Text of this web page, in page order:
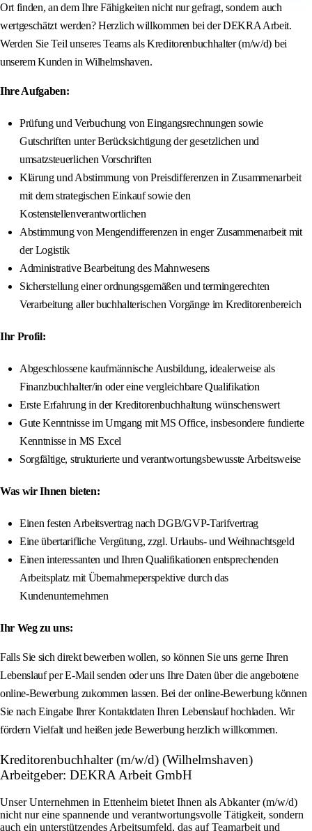
Ort finden, an dem Ihre Fähigkeiten nicht nur gefragt, sondern auch
wertgeschätzt werden? Herzlich willkommen bei der DEKRA Arbeit.
Werden Sie Teil unseres Teams als Kreditorenbuchhalter (m/w/d) bei
unserem Kunden in Wilhelmshaven.
Ihre Aufgaben:
Prüfung und Verbuchung von Eingangsrechnungen sowie
Gutschriften unter Berücksichtigung der gesetzlichen und
umsatzsteuerlichen Vorschriften
Klärung und Abstimmung von Preisdifferenzen in Zusammenarbeit
mit dem strategischen Einkauf sowie den
Kostenstellenverantwortlichen
Abstimmung von Mengendifferenzen in enger Zusammenarbeit mit
der Logistik
Administrative Bearbeitung des Mahnwesens
Sicherstellung einer ordnungsgemäßen und termingerechten
Verarbeitung aller buchhalterischen Vorgänge im Kreditorenbereich
Ihr Profil:
Abgeschlossene kaufmännische Ausbildung, idealerweise als
Finanzbuchhalter/in oder eine vergleichbare Qualifikation
Erste Erfahrung in der Kreditorenbuchhaltung wünschenswert
Gute Kenntnisse im Umgang mit MS Office, insbesondere fundierte
Kenntnisse in MS Excel
Sorgfältige, strukturierte und verantwortungsbewusste Arbeitsweise
Was wir Ihnen bieten:
Einen festen Arbeitsvertrag nach DGB/GVP-Tarifvertrag
Eine übertarifliche Vergütung, zzgl. Urlaubs- und Weihnachtsgeld
Einen interessanten und Ihren Qualifikationen entsprechenden
Arbeitsplatz mit Übernahmeperspektive durch das
Kundenunternehmen
Ihr Weg zu uns:
Falls Sie sich direkt bewerben wollen, so können Sie uns gerne Ihren
Lebenslauf per E-Mail senden oder uns Ihre Daten über die angebotene
online-Bewerbung zukommen lassen. Bei der online-Bewerbung können
Sie nach Eingabe Ihrer Kontaktdaten Ihren Lebenslauf hochladen. Wir
fördern Vielfalt und heißen jede Bewerbung herzlich willkommen.
Kreditorenbuchhalter (m/w/d) (Wilhelmshaven)
Arbeitgeber: DEKRA Arbeit GmbH
Unser Unternehmen in Ettenheim bietet Ihnen als Abkanter (m/w/d)
nicht nur eine spannende und verantwortungsvolle Tätigkeit, sondern
auch ein unterstützendes Arbeitsumfeld, das auf Teamarbeit und